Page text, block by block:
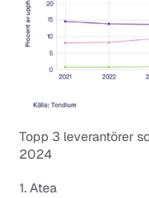
Topp 3 leverantörer
2024
1. Atea